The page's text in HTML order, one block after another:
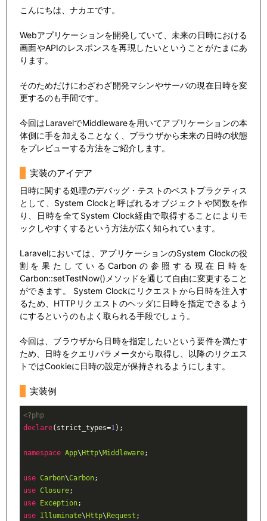
こんにちは、ナカエです。
Webアプリケーションを開発していて、未来の日時における
画面やAPIのレスポンスを再現したいということがたまにあ
ります。
そのためだけにわざわざ開発マシンやサーバの現在日時を変
更するのも手間です。
今回はLaravelでMiddlewareを用いてアプリケーションの本
体側に手を加えることなく、ブラウザから未来の日時の状態
をプレビューする方法をご紹介します。
実装のアイデア
日時に関する処理のデバッグ・テストのベストプラクティス
として、System Clockと呼ばれるオブジェクトや関数を作
り、日時を全てSystem Clock経由で取得することによりモ
ックしやすくするという方法が広く知られています。
Laravelにおいては、アプリケーションのSystem Clockの役
割を果たしているCarbonの参照する現在日時を
Carbon::setTestNow()メソッドを通じて自由に変更すること
ができます。 System Clockにリクエストから日時を注入す
るため、HTTPリクエストのヘッダに日時を指定できるよう
にするというのもよく取られる手段でしょう。
今回は、ブラウザから日時を指定したいという要件を満たす
ため、日時をクエリパラメータから取得し、以降のリクエス
トではCookieに日時の設定が保持されるようにします。
実装例
<?php
declare(strict_types=1);
namespace App\ Http\Middleware;
use Carbon\Carbon
use Closure
use
Exception
use Illuminate\ Http\ Request